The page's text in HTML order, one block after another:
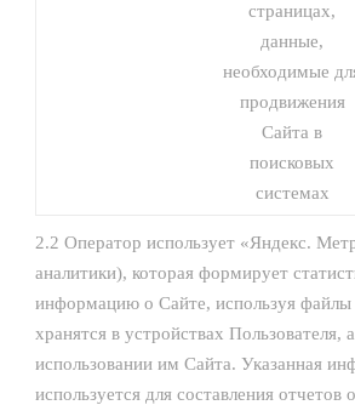
страницах,
данные,
необходимые
продвижения
Сайта в
поисковых
системах
2.2 Оператор использует «Яндекс.
аналитики), которая формирует
информацию о Сайте, используя файлы
хранятся в устройствах Пользователя,
использовании им Сайта. Указанная
используется для составления отчетов